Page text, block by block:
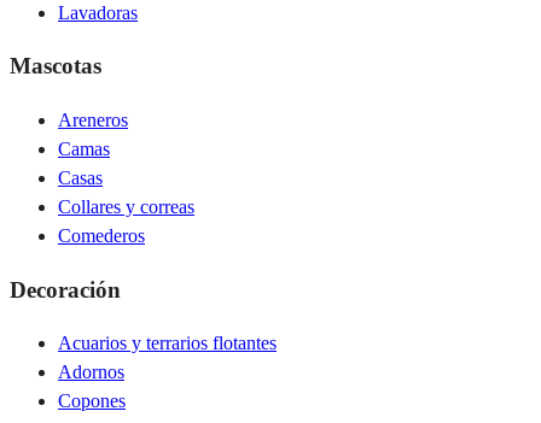
Lavadoras
Mascotas
Areneros
Camas
Casas
Collares y correas
Comederos
Decoración
Acuarios y terrarios flotantes
Adornos
Copones